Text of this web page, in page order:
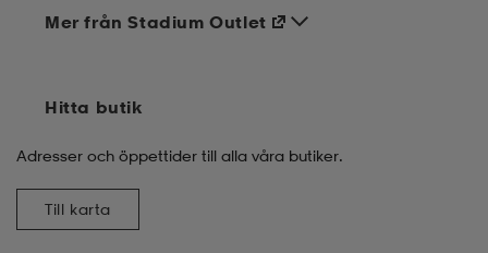
Mer från Stadium Outlet
Hitta butik
Adresser och öppettider till alla våra butiker.
Till karta